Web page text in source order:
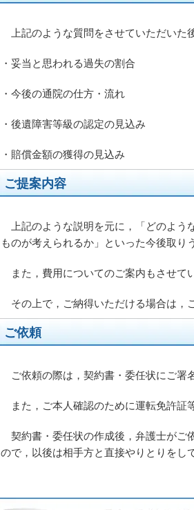
上記のような質問をさせていただいた
・妥当と思われる過失の割合
・今後の通院の仕方・流れ
・後遺障害等級の認定の見込み
・賠償金額の獲得の見込み
ご提案内容
上記のような説明を元に，「どのよう
ものが考えられるか」といった今後取り
また，費用についてのご案内もさせて
その上で，ご納得いただける場合は，
ご依頼
ご依頼の際は，契約書・委任状にご署
また，ご本人確認のために運転免許証
契約書・委任状の作成後，弁護士がご
ので，以後は相手方と直接やりとりをし